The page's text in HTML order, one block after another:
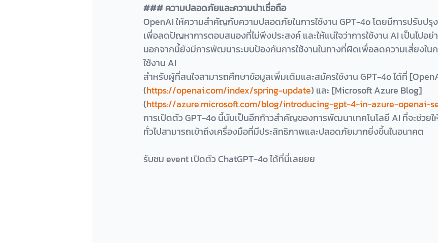
### ความปลอดภัยและความน่าเชื่อถือ
OpenAI ให้ความสำคัญกับความปลอดภัยในการใช้งาน GPT-4o โดยมีการปรับป
เพื่อลดปัญหาการตอบสนองที่ไม่พึงประสงค์ และให้แน่ใจว่าการใช้งาน AI เป็นไปอ
นอกจากนี้ยังมีการพัฒนาระบบป้องกันการใช้งานในทางที่ผิดเพื่อลดความเสี่ยงใน
ใช้งาน AI
สำหรับผู้ที่สนใจสามารถศึกษาข้อมูลเพิ่มเติมและสมัครใช้งาน GPT-4o ได้ที่
(https://openai.com/index/spring-update) และ [Microsoft Azure Blog]
(https://azure.microsoft.com/blog/introducing-gpt-4-in-azure-openai-
การเปิดตัว GPT-4o นี้นับเป็นอีกก้าวสำคัญของการพัฒนาเทคโนโลยี AI ที่จะช่วยใ
ทั่วไปสามารถเข้าถึงเครื่องมือที่มีประสิทธิภาพและปลอดภัยมากยิ่งขึ้นในอนาคต
รับชม event เปิดตัว ChatGPT-4o ได้ที่นี่เลยยย